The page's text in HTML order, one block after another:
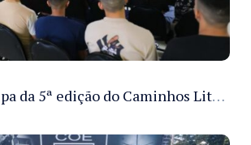
Sejusc participa da 5ª edição do Caminhos Literários com foco na cultura hip-hop nas unidades socioeducativas